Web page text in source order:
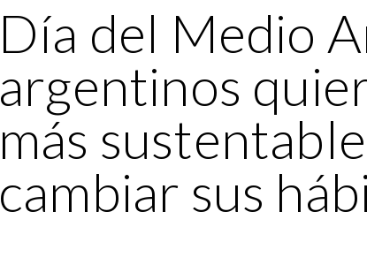
Día del Medio
argentinos
más
cambiar sus